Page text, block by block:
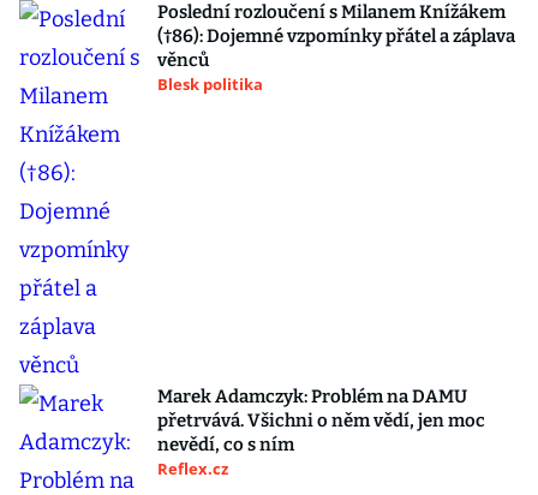
Poslední rozloučení s Milanem Knížákem
(†86): Dojemné vzpomínky přátel a záplava
věnců
Blesk politika
Marek Adamczyk: Problém na DAMU
přetrvává. Všichni o něm vědí, jen moc
nevědí, co s ním
Reflex.cz